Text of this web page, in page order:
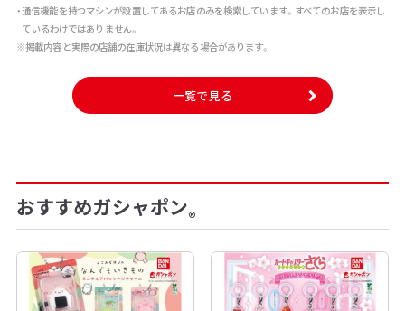
・通信機能を持つマシンが設置してあるお店のみを検索しています。すべてのお店を表示し
ているわけではありません。
※掲載内容と実際の店舗の在庫状況は異なる場合があります。
一覧で見る
おすすめガシャポン®